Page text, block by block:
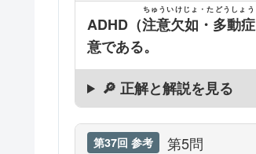
ADHD（注意欠如・多動症
ちゅういけじょ・たどうしょう
意である。
🔎 正解と解説を見る
第37回 参考 第5問